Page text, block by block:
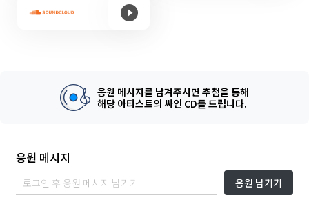
응원 메시지를 남겨주시면 추첨을 통해
해당 아티스트의 싸인 CD를 드립니다.
응원 메시지
응원 남기기